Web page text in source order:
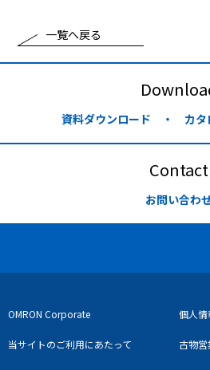
一覧へ戻る
資料ダウンロード ・ カタ
Contact
お問い合わ
OMRON Corporate 個人
当サイトのご利用にあたって 古物